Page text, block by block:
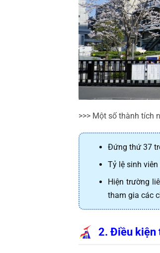
>>> Một số thành tích
Đứng thứ 37
Tỷ lệ sinh
Hiện trường
tham gia các
2. Điều kiện